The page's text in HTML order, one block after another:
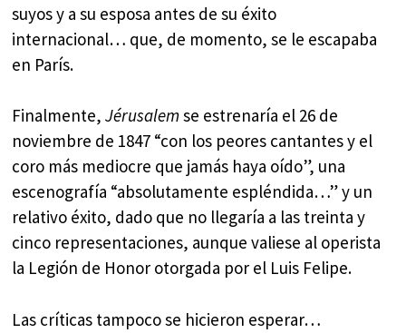
suyos y a su esposa antes de su éxito
internacional… que, de momento, se le escapaba
en París.
Finalmente,Jérusalemse estrenaría el 26 de
noviembre de 1847 “con los peores cantantes y el
coro más mediocre que jamás haya oído”, una
escenografía “absolutamente espléndida…” y un
relativo éxito, dado que no llegaría a las treinta y
cinco representaciones, aunque valiese al operista
la Legión de Honor otorgada por el Luis Felipe.
Las críticas tampoco se hicieron esperar…